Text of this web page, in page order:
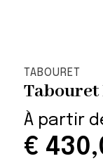
TABOURET
Tabouret
À partir
€